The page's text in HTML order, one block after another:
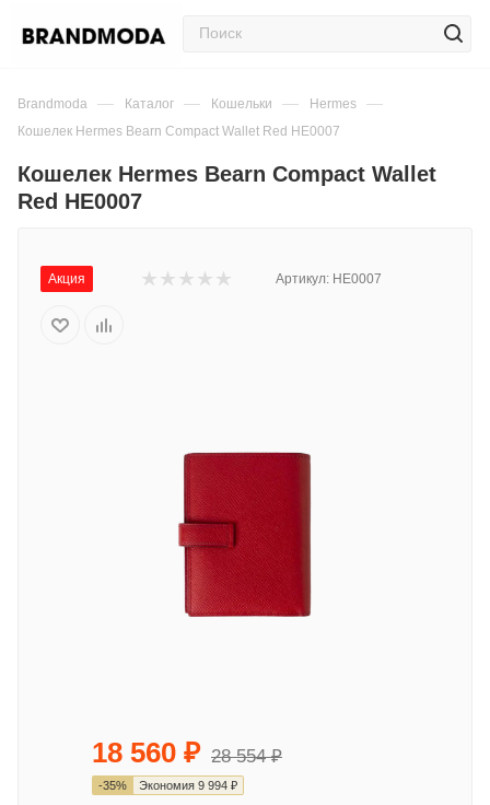
Brandmoda — Каталог — Кошельки — Hermes —
Кошелек Hermes Bearn Compact Wallet Red HE0007
Кошелек Hermes Bearn Compact Wallet
Red HE0007
Акция Артикул: HE0007
18 560 ₽ 28 554₽
-35% Экономия 9 994 ₽